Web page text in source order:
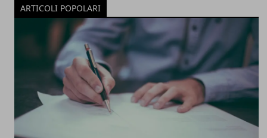
ARTICOLI POPOLARI